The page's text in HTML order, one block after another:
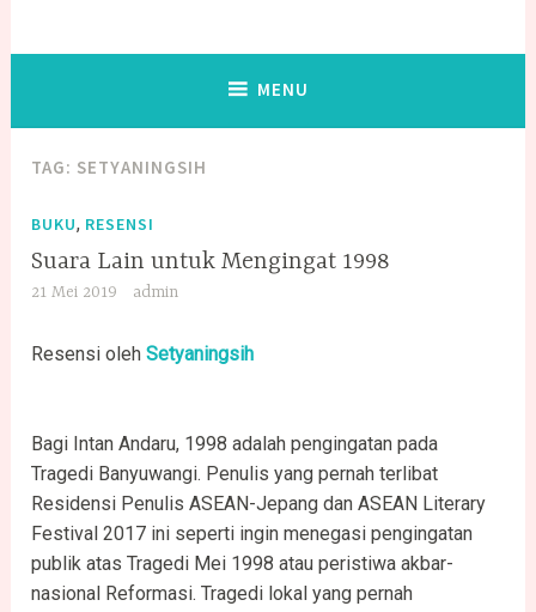
MENU
TAG: SETYANINGSIH
BUKU, RESENSI
Suara Lain untuk Mengingat 1998
21 Mei 2019 admin
Resensi olehSetyaningsih
Bagi Intan Andaru, 1998 adalah pengingatan pada
Tragedi Banyuwangi. Penulis yang pernah terlibat
Residensi Penulis ASEAN-Jepang dan ASEAN Literary
Festival 2017 ini seperti ingin menegasi pengingatan
publik atas Tragedi Mei 1998 atau peristiwa akbar-
nasional Reformasi. Tragedi lokal yang pernah